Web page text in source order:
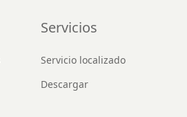
Servicios
Servicio localizado
Descargar